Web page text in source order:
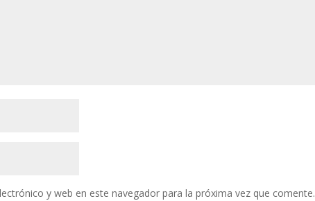
y web en este navegador para la próxima vez que comente.